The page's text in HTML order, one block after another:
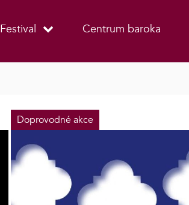
Festival Centrum baroka
Doprovodné akce